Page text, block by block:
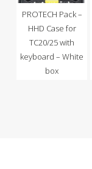
PROTECH Pack –
HHD Case for
TC20/25 with
keyboard – White
box